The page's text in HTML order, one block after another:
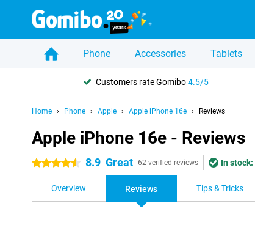
Phone Accessories Tablets
Customers rate Gomibo4.5/5
Home Phone Apple Apple iPhone 16e Reviews
Apple iPhone 16e - Reviews
4.5 stars 8.9 Great 62 verified reviews In stock:
Overview Reviews Tips & Tricks